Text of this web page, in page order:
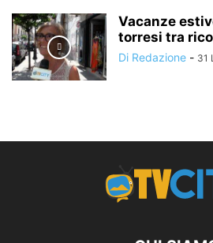
Vacanze
torresi tra
Di Redazione - 31